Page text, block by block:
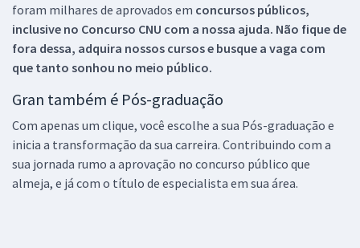
foram milhares de aprovados em concursos públicos,
inclusive no Concurso CNU com a nossa ajuda. Não fique de
fora dessa, adquira nossos cursos e busque a vaga com
que tanto sonhou no meio público.
Gran também é Pós-graduação
Com apenas um clique, você escolhe a sua Pós-graduação e
inicia a transformação da sua carreira. Contribuindo com a
sua jornada rumo a aprovação no concurso público que
almeja, e já com o título de especialista em sua área.